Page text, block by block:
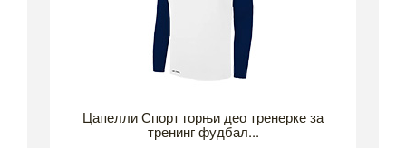
Цапелли Спорт горњи део тренерке за
тренинг фудбал...